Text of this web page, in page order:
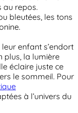
au repos.
bleutées, les tons
enfant s’endort
plus, la lumière
éclaire juste ce
le sommeil. Pour
à l’univers du